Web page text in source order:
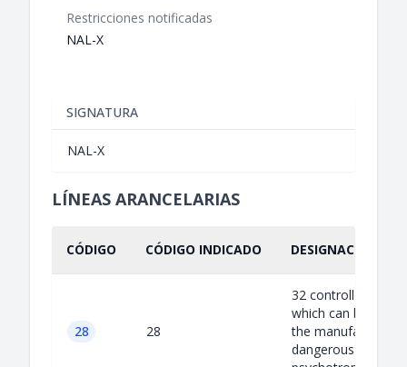
Restricciones notificadas
NAL-X
SIGNATURA
NAL-X
LÍNEAS ARANCELARIAS
CÓDIGO CÓDIGO INDICADO DESIGNACIÓN
28 28
32 controlled
which can be used
the manufacture of
dangerous drugs or